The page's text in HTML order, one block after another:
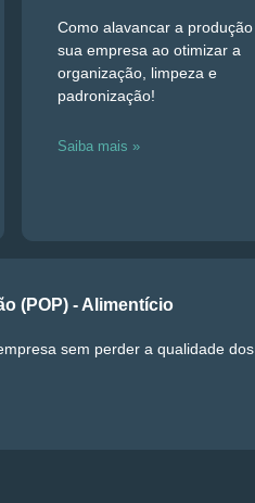
Como alavancar a produção
sua empresa ao otimizar a
organização, limpeza e
padronização!
Saiba mais »
(POP) - Alimentício
sem perder a qualidade